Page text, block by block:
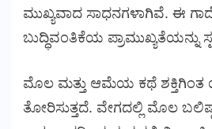
ಮುಖ್ಯವಾದ ಸಾಧನಗಳಾಗಿವೆ. ಈ
ಬುದ್ಧಿವಂತಿಕೆಯ ಪ್ರಾಮುಖ್ಯತೆಯನ್ನು
ಮೊಲ ಮತ್ತು ಆಮೆಯ ಕಥೆ ಶಕ್ತಿಗಿಂತ
ತೋರಿಸುತ್ತದೆ. ವೇಗದಲ್ಲಿ ಮೊಲ